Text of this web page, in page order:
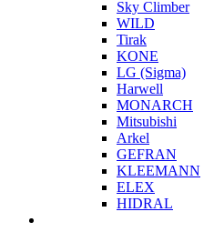
Sky Climber
WILD
Tirak
KONE
LG (Sigma)
Harwell
MONARCH
Mitsubishi
Arkel
GEFRAN
KLEEMANN
ELEX
HIDRAL